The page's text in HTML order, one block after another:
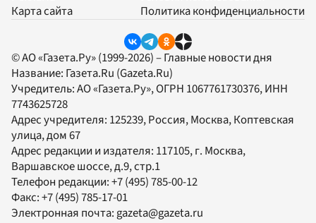
Карта сайта
Политика конфиденциальности
© АО «Газета.Ру» (1999-2026) – Главные новости дня
Название: Газета.Ru (Gazeta.Ru)
Учредитель:АО «Газета.Ру», ОГРН 1067761730376, ИНН
7743625728
Адрес учредителя: 125239, Россия, Москва, Коптевская
улица, дом 67
Адрес редакции и издателя: 117105, г. Москва,
Варшавское шоссе, д.9, стр.1
Телефон редакции:+7 (495) 785-00-12
Факс:+7 (495) 785-17-01
Электронная почта:gazeta@gazeta.ru